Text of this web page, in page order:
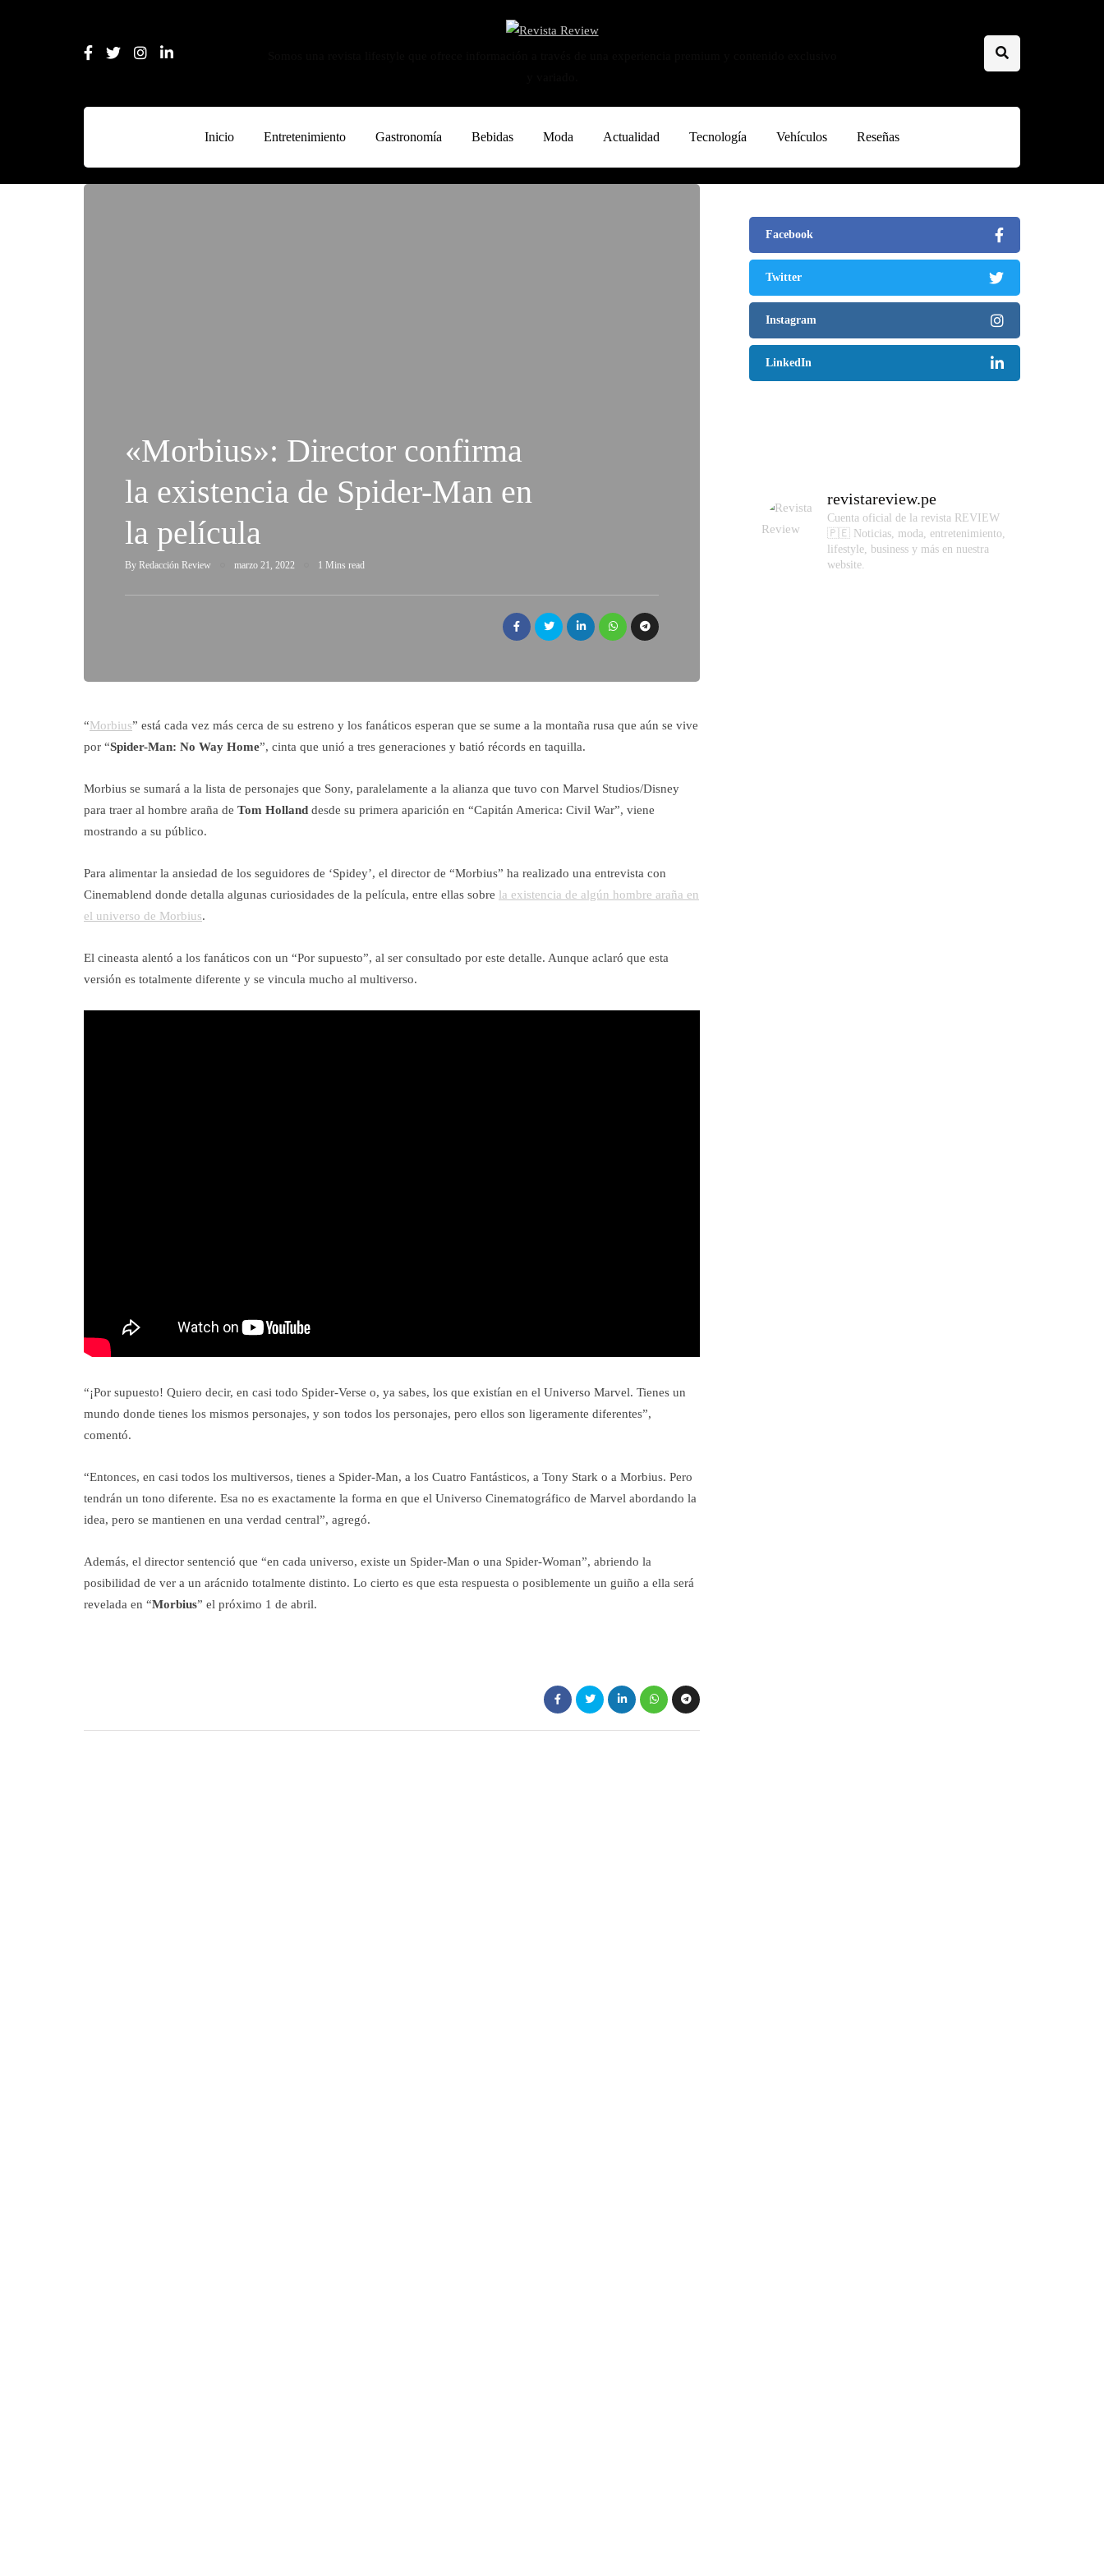
Inicio Entretenimiento Gastronomía Bebidas Moda Actualidad Tecnología Vehículos Reseñas
«Morbius»: Director confirma
la existencia de Spider-Man en
la película
By Redacción Review marzo 21, 2022 1 Mins read
“Morbius” está cada vez más cerca de su estreno y los fanáticos esperan que se sume a la montaña rusa que aún se vive
por “Spider-Man: No Way Home”, cinta que unió a tres generaciones y batió récords en taquilla.
Morbius se sumará a la lista de personajes que Sony, paralelamente a la alianza que tuvo con Marvel Studios/Disney
para traer al hombre araña de Tom Holland desde su primera aparición en “Capitán America: Civil War”, viene
mostrando a su público.
Para alimentar la ansiedad de los seguidores de ‘Spidey’, el director de “Morbius” ha realizado una entrevista con
Cinemablend donde detalla algunas curiosidades de la película, entre ellas sobre la existencia de algún hombre araña en
el universo de Morbius.
El cineasta alentó a los fanáticos con un “Por supuesto”, al ser consultado por este detalle. Aunque aclaró que esta
versión es totalmente diferente y se vincula mucho al multiverso.
“¡Por supuesto! Quiero decir, en casi todo Spider-Verse o, ya sabes, los que existían en el Universo Marvel. Tienes un
mundo donde tienes los mismos personajes, y son todos los personajes, pero ellos son ligeramente diferentes”,
comentó.
“Entonces, en casi todos los multiversos, tienes a Spider-Man, a los Cuatro Fantásticos, a Tony Stark o a Morbius. Pero
tendrán un tono diferente. Esa no es exactamente la forma en que el Universo Cinematográfico de Marvel abordando la
idea, pero se mantienen en una verdad central”, agregó.
Además, el director sentenció que “en cada universo, existe un Spider-Man o una Spider-Woman”, abriendo la
posibilidad de ver a un arácnido totalmente distinto. Lo cierto es que esta respuesta o posiblemente un guiño a ella será
revelada en “Morbius” el próximo 1 de abril.
Facebook
Twitter
Instagram
LinkedIn
revistareview.pe
Cuenta oficial de la revista REVIEW
🇵🇪 Noticias, moda, entretenimiento,
lifestyle, business y más en nuestra
website.